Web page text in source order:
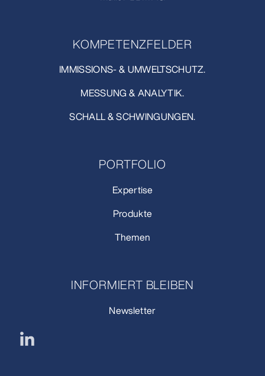
KOMPETENZFELDER
IMMISSIONS- & UMWELTSCHUTZ.
MESSUNG & ANALYTIK.
SCHALL & SCHWINGUNGEN.
PORTFOLIO
Expertise
Produkte
Themen
INFORMIERT BLEIBEN
Newsletter